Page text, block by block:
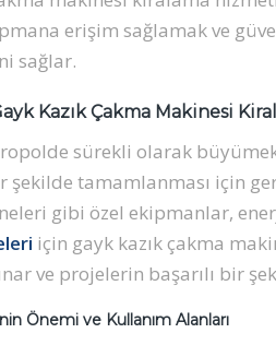
erişim sağlamak ve
sağlar.
Kazık Çakma Makinesi
sürekli olarak
şekilde tamamlanması için
gibi özel ekipmanlar,
için gayk kazık çakma
ve projelerin başarılı bir
Önemi ve Kullanım Alanları